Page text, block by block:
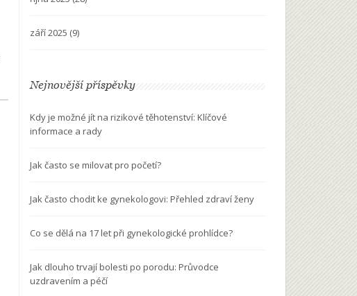
září 2025 (9)
Nejnovější příspěvky
Kdy je možné jít na rizikové těhotenství: Klíčové
informace a rady
Jak často se milovat pro početí?
Jak často chodit ke gynekologovi: Přehled zdraví ženy
Co se dělá na 17 let při gynekologické prohlídce?
Jak dlouho trvají bolesti po porodu: Průvodce
uzdravením a péčí